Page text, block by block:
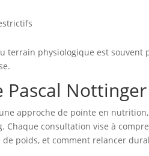
terrain physiologique est souvent
Pascal
approche de pointe en
Chaque consultation vise à
poids, et comment relancer